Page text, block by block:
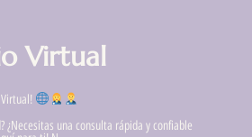
Virtual
¿Necesitas una consulta rápida y confiable